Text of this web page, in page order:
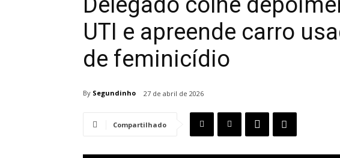
UTI e apreende carro
de feminicídio
By Segundinho 27 de abril de 2026
Compartilhado